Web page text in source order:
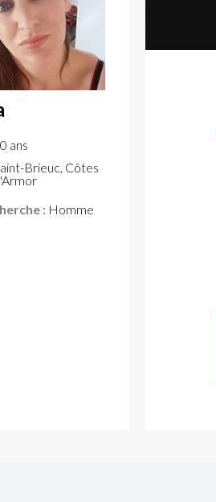
ans
Brieuc, Côtes
: Homme